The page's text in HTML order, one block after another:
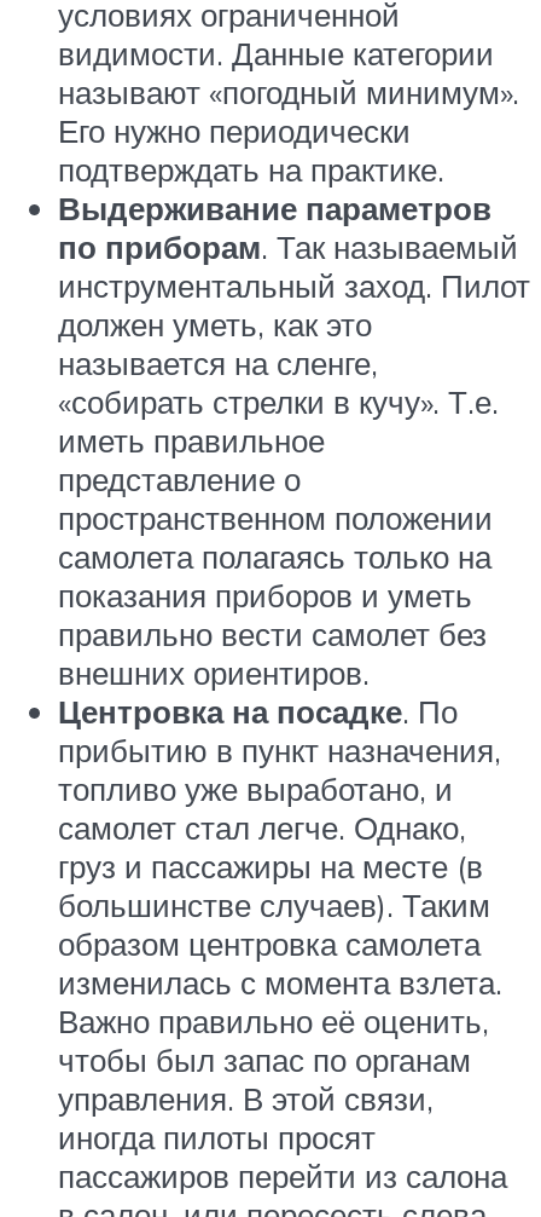
условиях ограниченной
видимости. Данные категории
называют «погодный минимум».
Его нужно периодически
подтверждать на практике.
Выдерживание параметров
по приборам. Так называемый
инструментальный заход. Пилот
должен уметь, как это
называется на сленге,
«собирать стрелки в кучу». Т.е.
иметь правильное
представление о
пространственном положении
самолета полагаясь только на
показания приборов и уметь
правильно вести самолет без
внешних ориентиров.
Центровка на посадке. По
прибытию в пункт назначения,
топливо уже выработано, и
самолет стал легче. Однако,
груз и пассажиры на месте (в
большинстве случаев). Таким
образом центровка самолета
изменилась с момента взлета.
Важно правильно её оценить,
чтобы был запас по органам
управления. В этой связи,
иногда пилоты просят
пассажиров перейти из салона